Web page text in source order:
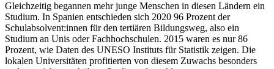
Gleichzeitig begannen mehr junge Menschen in diesen Ländern ein
Studium. In Spanien entschieden sich 2020 96 Prozent der
Schulabsolvent:innen für den tertiären Bildungsweg, also ein
Studium an Unis oder Fachhochschulen. 2015 waren es nur 86
Prozent, wie Daten des UNESO Instituts für Statistik zeigen. Die
lokalen Universitäten profitierten von diesem Zuwachs besonders